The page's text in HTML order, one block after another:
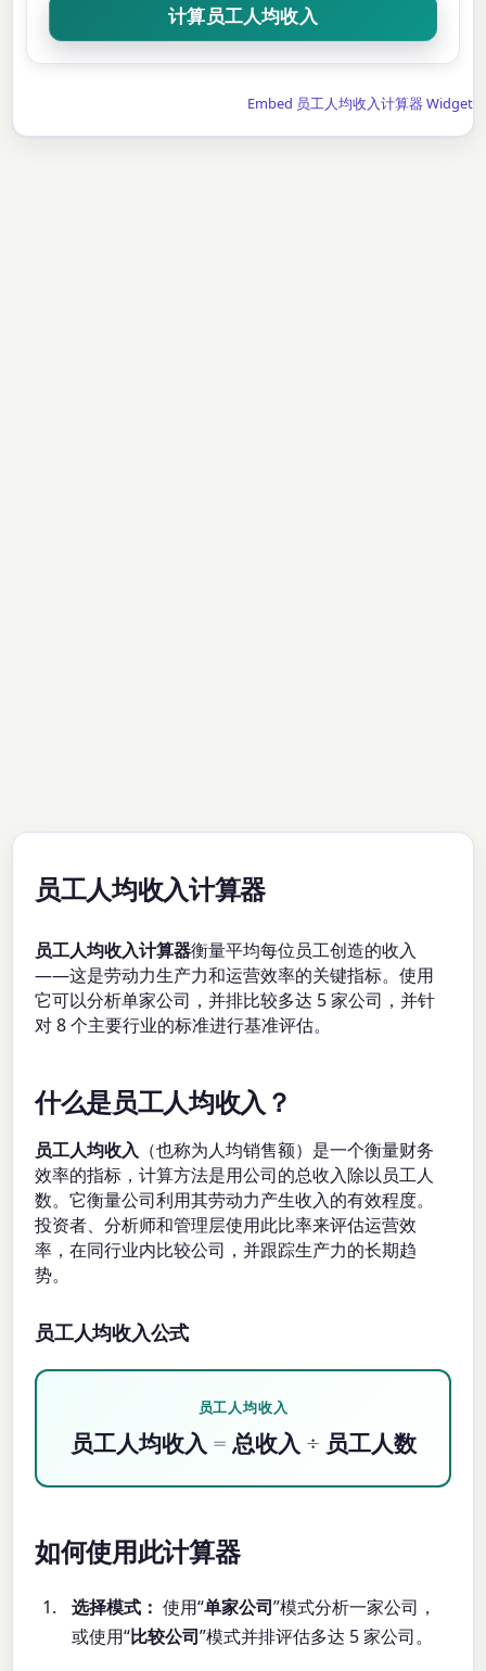
Embed 员工人均收入计算器 Widget
员工人均收入计算器
员工人均收入计算器衡量平均每位员工创造的收入
——这是劳动力生产力和运营效率的关键指标。使用
它可以分析单家公司，并排比较多达 5 家公司，并针
对 8 个主要行业的标准进行基准评估。
什么是员工人均收入？
员工人均收入 （也称为人均销售额）是一个衡量财务
效率的指标，计算方法是用公司的总收入除以员工人
数。它衡量公司利用其劳动力产生收入的有效程度。
投资者、分析师和管理层使用此比率来评估运营效
率，在同行业内比较公司，并跟踪生产力的长期趋
势。
员工人均收入公式
员工人均收入
员工人均收入 = 总收入 ÷ 员工人数
如何使用此计算器
选择模式： 使用“单家公司”模式分析一家公司，
或使用“比较公司”模式并排评估多达 5 家公司。